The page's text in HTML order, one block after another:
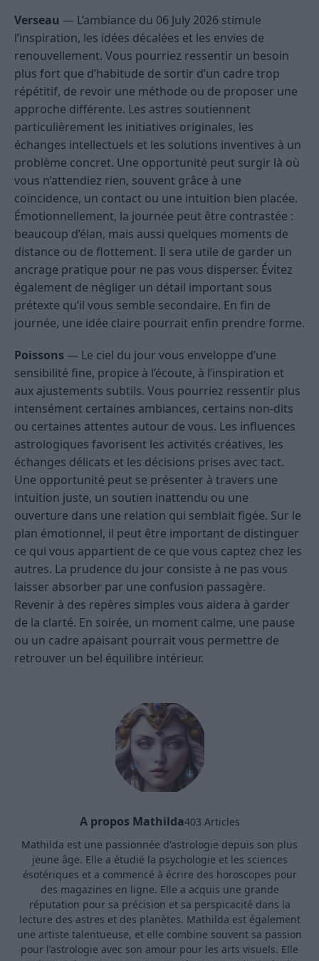
Verseau — L’ambiance du 06 July 2026 stimule
l’inspiration, les idées décalées et les envies de
renouvellement. Vous pourriez ressentir un besoin
plus fort que d’habitude de sortir d’un cadre trop
répétitif, de revoir une méthode ou de proposer une
approche différente. Les astres soutiennent
particulièrement les initiatives originales, les
échanges intellectuels et les solutions inventives à un
problème concret. Une opportunité peut surgir là où
vous n’attendiez rien, souvent grâce à une
coïncidence, un contact ou une intuition bien placée.
Émotionnellement, la journée peut être contrastée :
beaucoup d’élan, mais aussi quelques moments de
distance ou de flottement. Il sera utile de garder un
ancrage pratique pour ne pas vous disperser. Évitez
également de négliger un détail important sous
prétexte qu’il vous semble secondaire. En fin de
journée, une idée claire pourrait enfin prendre forme.
Poissons — Le ciel du jour vous enveloppe d’une
sensibilité fine, propice à l’écoute, à l’inspiration et
aux ajustements subtils. Vous pourriez ressentir plus
intensément certaines ambiances, certains non-dits
ou certaines attentes autour de vous. Les influences
astrologiques favorisent les activités créatives, les
échanges délicats et les décisions prises avec tact.
Une opportunité peut se présenter à travers une
intuition juste, un soutien inattendu ou une
ouverture dans une relation qui semblait figée. Sur le
plan émotionnel, il peut être important de distinguer
ce qui vous appartient de ce que vous captez chez les
autres. La prudence du jour consiste à ne pas vous
laisser absorber par une confusion passagère.
Revenir à des repères simples vous aidera à garder
de la clarté. En soirée, un moment calme, une pause
ou un cadre apaisant pourrait vous permettre de
retrouver un bel équilibre intérieur.
A propos Mathilda403 Articles
Mathilda est une passionnée d'astrologie depuis son plus
jeune âge. Elle a étudié la psychologie et les sciences
ésotériques et a commencé à écrire des horoscopes pour
des magazines en ligne. Elle a acquis une grande
réputation pour sa précision et sa perspicacité dans la
lecture des astres et des planètes. Mathilda est également
une artiste talentueuse, et elle combine souvent sa passion
pour l'astrologie avec son amour pour les arts visuels. Elle